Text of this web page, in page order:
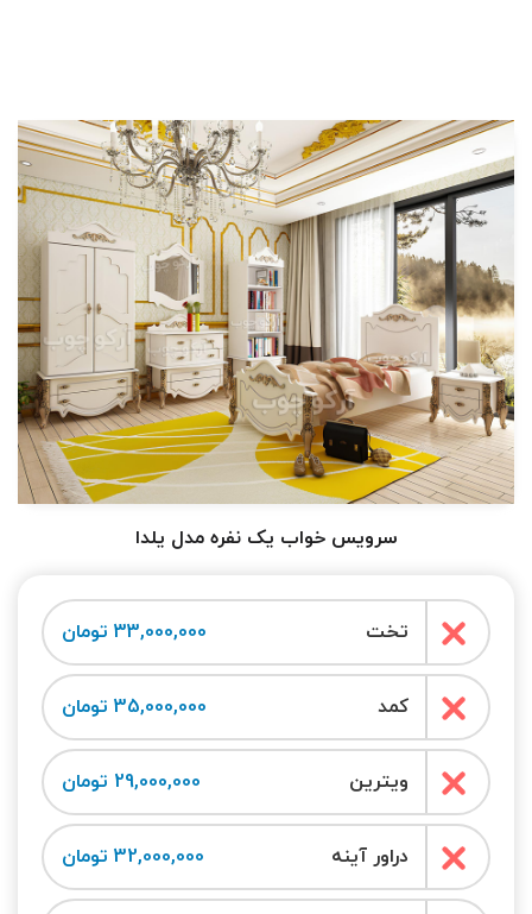
سرویس خواب یک نفره مدل یلدا
تخت 33,000,000 تومان
کمد 35,000,000 تومان
ویترین 29,000,000 تومان
دراور آینه 32,000,000 تومان